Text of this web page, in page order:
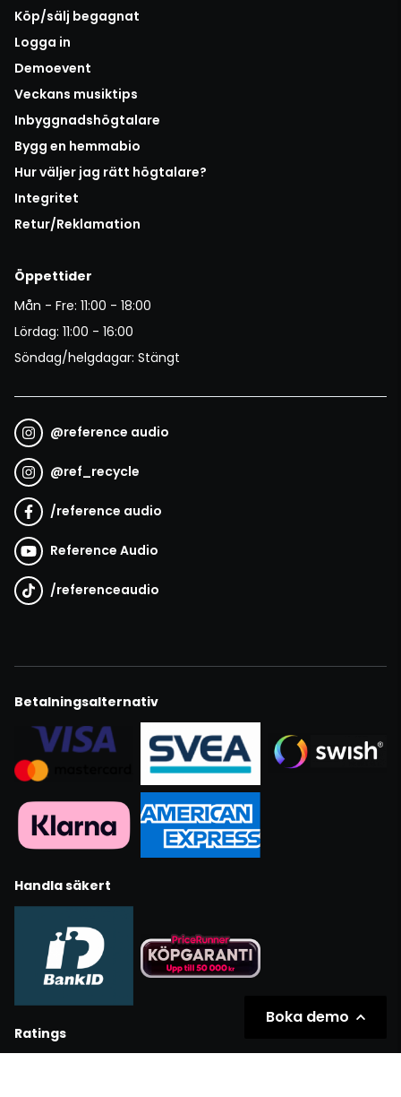
Köp/sälj begagnat
Logga in
Demoevent
Veckans musiktips
Inbyggnadshögtalare
Bygg en hemmabio
Hur väljer jag rätt högtalare?
Integritet
Retur/Reklamation
Öppettider
Mån - Fre: 11:00 - 18:00
Lördag: 11:00 - 16:00
Söndag/helgdagar: Stängt
@reference audio
@ref_recycle
/reference audio
Reference Audio
/referenceaudio
Betalningsalternativ
Handla säkert
Ratings
Boka demo